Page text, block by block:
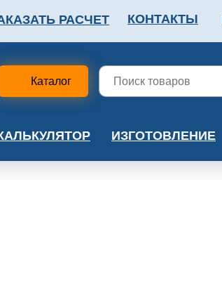
РАСЧЕТ КОНТАКТЫ
ФАЛЬШПОЛ
Каталог
ИЗГОТОВЛЕНИЕ